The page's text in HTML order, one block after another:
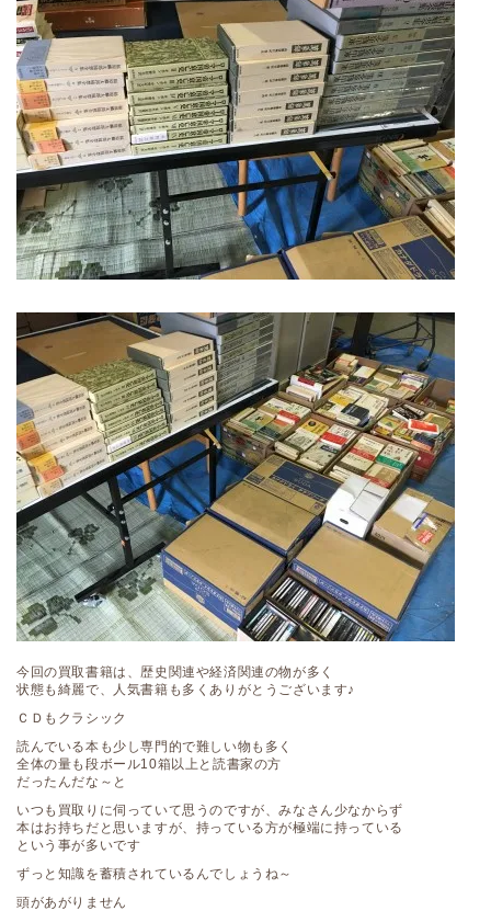
今回の買取書籍は、歴史関連や経済関連の物が多く
状態も綺麗で、人気書籍も多くありがとうございます♪
ＣＤもクラシック
読んでいる本も少し専門的で難しい物も多く
全体の量も段ボール10箱以上と読書家の方
だったんだな～と
いつも買取りに伺っていて思うのですが、みなさん少なからず
本はお持ちだと思いますが、持っている方が極端に持っている
という事が多いです
ずっと知識を蓄積されているんでしょうね～
頭があがりません